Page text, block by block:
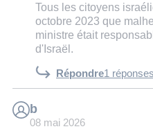
Tous les citoyens
octobre 2023 que
ministre était
d'Israël.
Répondre1 réponses
b
08 mai 2026